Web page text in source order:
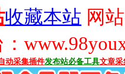
收藏本站 网
动采集插件发布站必备工具文章采